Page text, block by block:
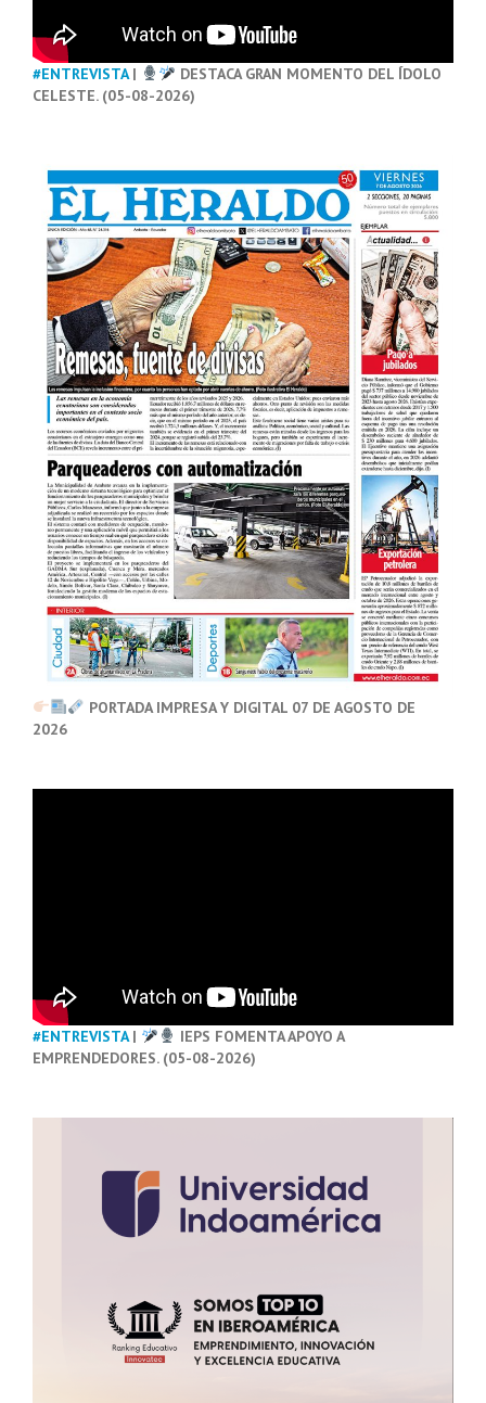
#ENTREVISTA|
DESTACA GRAN MOMENTO DEL ÍDOLO
CELESTE. (05-08-2026)
PORTADA IMPRESA Y DIGITAL 07 DE AGOSTO DE
2026
#ENTREVISTA|
IEPS FOMENTA APOYO A
EMPRENDEDORES. (05-08-2026)